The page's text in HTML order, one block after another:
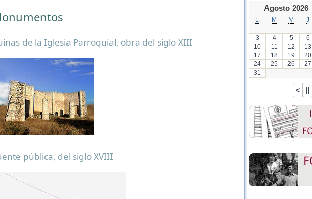
de la Iglesia Parroquial, obra del siglo XIII
pública, del siglo XVIII
Agosto 2026
M M J
3
4 5 6
10
11 12 13
17
18 19 20
24
25 26 27
31